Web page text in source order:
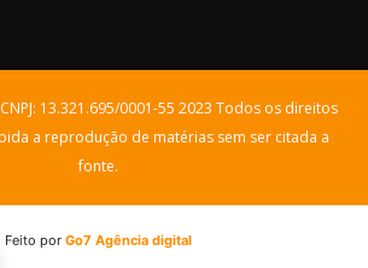
CNPJ: 13.321.695/0001-55 2023 Todos os direitos
a reprodução de matérias sem ser citada a
fonte.
Feito porGo7 Agência digital